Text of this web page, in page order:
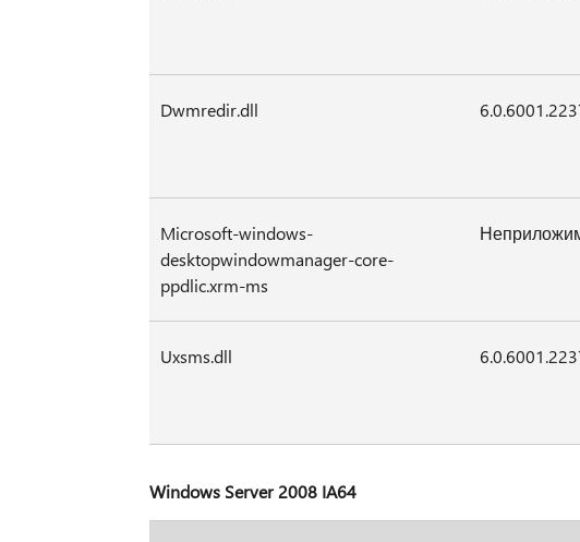
Dwmredir.dll
Microsoft-windows-
desktopwindowmanager-core-
ppdlic.xrm-ms
Uxsms.dll
Windows Server 2008 IA64